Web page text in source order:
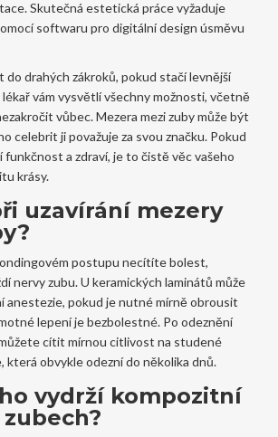
Skutečná estetická práce vyžaduje
softwaru pro digitální design úsměvu
drahých zákroků, pokud stačí levnější
vám vysvětlí všechny možnosti, včetně
vůbec. Mezera mezi zuby může být
celebrit ji považuje za svou značku. Pokud
funkčnost a zdraví, je to čistě věc vašeho
krásy.
uzavírání mezery
postupu necítíte bolest,
nervy zubu. U keramických laminátů může
anestezie, pokud je nutné mírně obrousit
lepení je bezbolestné. Po odeznění
cítit mírnou citlivost na studené
která obvykle odezní do několika dnů.
vydrží kompozitní